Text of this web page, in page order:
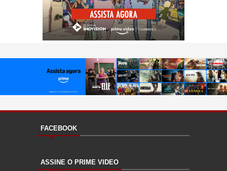
FACEBOOK
ASSINE O PRIME VIDEO